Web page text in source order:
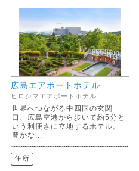
広島エアポートホテル
ヒロシマエアポートホテル
世界へつながる中四国の玄関
口、広島空港から歩いて約5分と
いう利便さに立地するホテル。
豊かな...
住所